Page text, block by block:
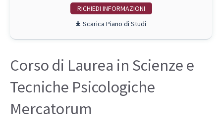
RICHIEDI INFO
Piano di Studi
Corso di Laurea in Scienze e
Tecniche Psicologiche
Mercatorum